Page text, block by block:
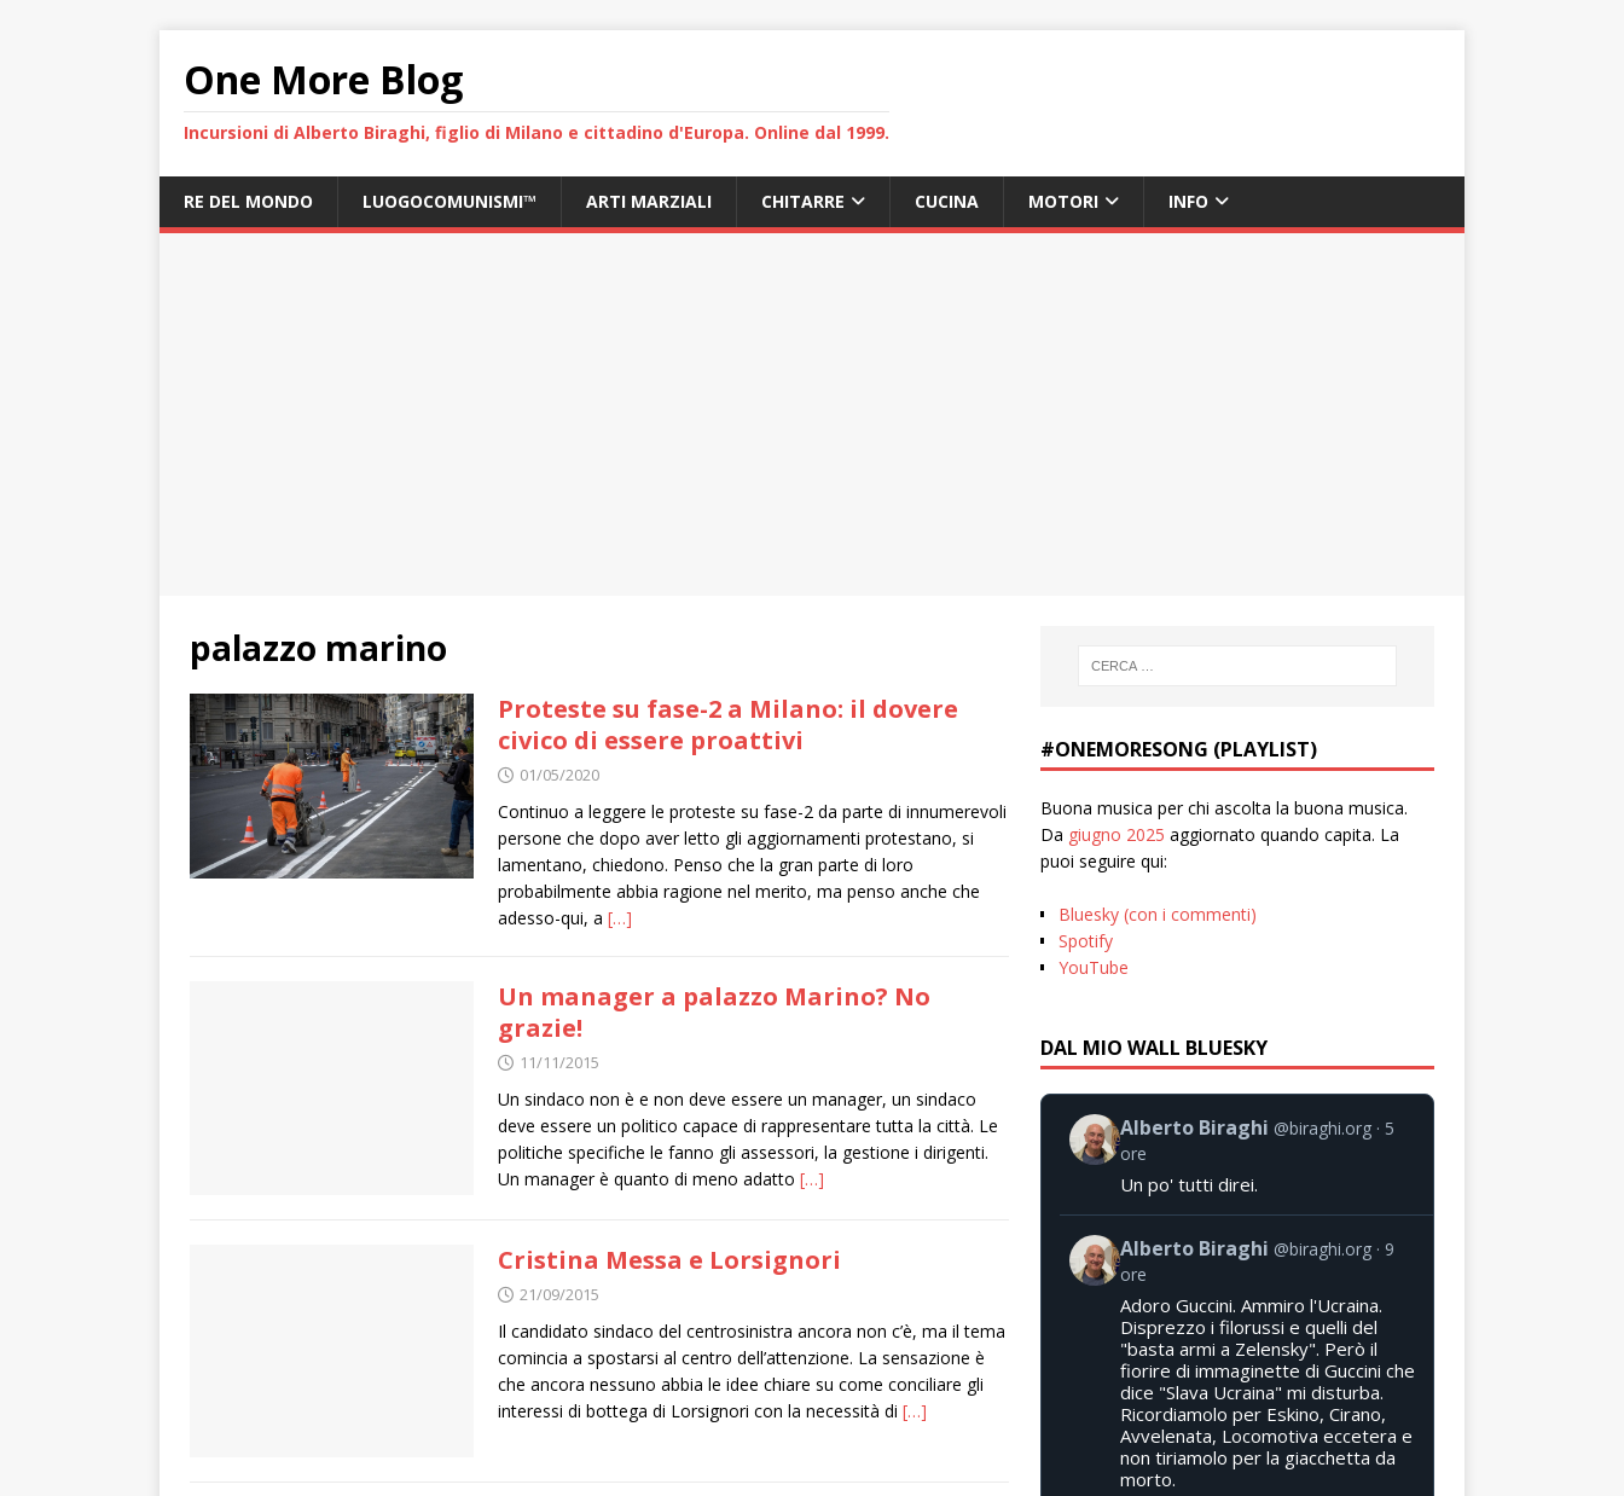
One More Blog
Incursioni di Alberto Biraghi, figlio di Milano e cittadino d'Europa. Online dal 1999.
RE DEL MONDO LUOGOCOMUNISMI™ ARTI MARZIALI CHITARRE CUCINA MOTORI INFO
palazzo marino
Proteste su fase-2 a Milano: il dovere
civico di essere proattivi
01/05/2020
Continuo a leggere le proteste su fase-2 da parte di innumerevoli
persone che dopo aver letto gli aggiornamenti protestano, si
lamentano, chiedono. Penso che la gran parte di loro
probabilmente abbia ragione nel merito, ma penso anche che
adesso-qui, a […]
Un manager a palazzo Marino? No
grazie!
11/11/2015
Un sindaco non è e non deve essere un manager, un sindaco
deve essere un politico capace di rappresentare tutta la città. Le
politiche specifiche le fanno gli assessori, la gestione i dirigenti.
Un manager è quanto di meno adatto […]
Cristina Messa e Lorsignori
21/09/2015
Il candidato sindaco del centrosinistra ancora non c’è, ma il tema
comincia a spostarsi al centro dell’attenzione. La sensazione è
che ancora nessuno abbia le idee chiare su come conciliare gli
interessi di bottega di Lorsignori con la necessità di […]
#ONEMORESONG (PLAYLIST)
Buona musica per chi ascolta la buona musica.
Da giugno 2025 aggiornato quando capita. La
puoi seguire qui:
Bluesky (con i commenti)
Spotify
YouTube
DAL MIO WALL BLUESKY
Alberto Biraghi @biraghi.org
5
ore
Un po' tutti direi.
Alberto Biraghi @biraghi.org
9
ore
Adoro Guccini. Ammiro l'Ucraina.
Disprezzo i filorussi e quelli del
"basta armi a Zelensky". Però il
fiorire di immaginette di Guccini che
dice "Slava Ucraina" mi disturba.
Ricordiamolo per Eskino, Cirano,
Avvelenata, Locomotiva eccetera e
non tiriamolo per la giacchetta da
morto.